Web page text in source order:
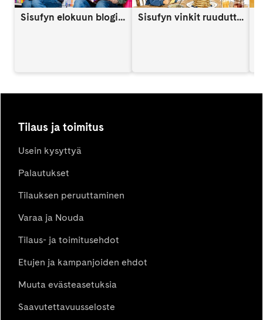
Sisufyn elokuun blogi: Näin vahvistat lapsen itsetuntoa someaikana Sisufyn vinkit ruuduttomaan päivään: Vinkki 9
Tilaus ja toimitus
Usein kysyttyä
Palautukset
Tilauksen peruuttaminen
Varaa ja Nouda
Tilaus- ja toimitusehdot
Etujen ja kampanjoiden ehdot
Muuta evästeasetuksia
Saavutettavuusseloste